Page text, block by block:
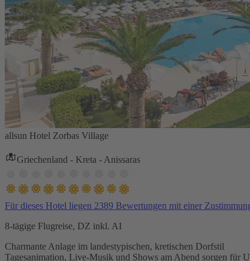
allsun Hotel Zorbas Village
Griechenland - Kreta - Anissaras
Für dieses Hotel liegen 2389 Bewertungen mit einer
8-tägige Flugreise, DZ inkl. AI
Charmante Anlage im landestypischen, kretischen Dorfstil
Tagesanimation, Live-Musik und Shows am Abend sorgen für